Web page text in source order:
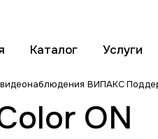
Каталог Услуги
видеонаблюдения ВИПАКС
ON